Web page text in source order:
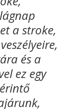
a stroke,
és a
ez egy